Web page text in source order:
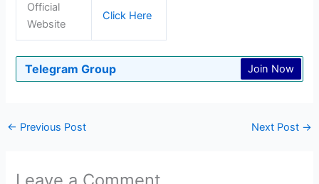
Official
Website
Click Here
Telegram Group Join Now
← Previous Post Next Post →